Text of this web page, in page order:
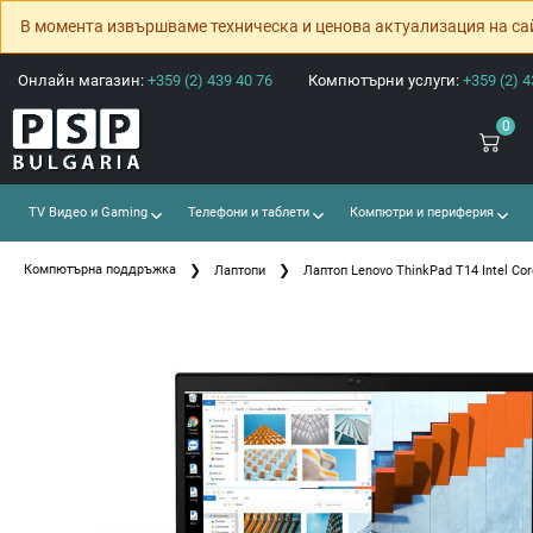
В момента извършваме техническа и ценова актуализация на
Онлайн магазин: +359 (2) 439 40 76 Компютърни услуги: +359 (2)
0
TV Видео и Gaming Телефони и таблети Компютри и периферия
Компютърна поддръжка Лаптопи Лаптоп Lenovo ThinkPad T14 Intel